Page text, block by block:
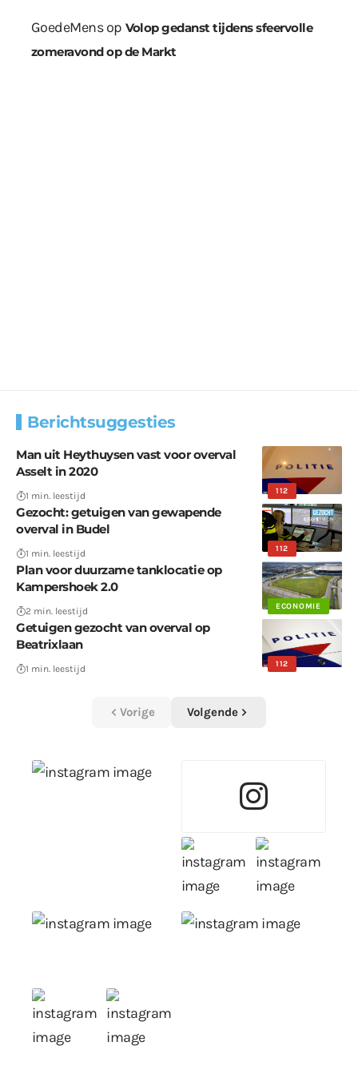
GoedeMensop Volop gedanst tijdens sfeervolle
zomeravond op de Markt
Berichtsuggesties
112
Man uit Heythuysen vast voor overval
Asselt in 2020
1 min. leestijd
112
Gezocht: getuigen van gewapende
overval in Budel
1 min. leestijd
ECONOMIE
Plan voor duurzame tanklocatie op
Kampershoek 2.0
2 min. leestijd
112
Getuigen gezocht van overval op
Beatrixlaan
1 min. leestijd
Vorige Volgende